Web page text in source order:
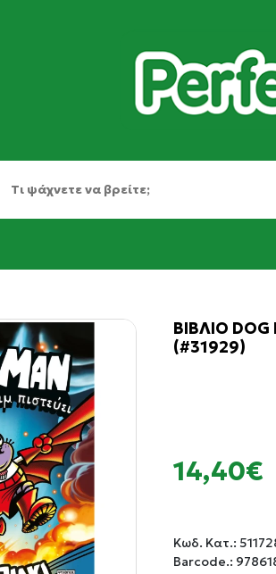
ΒΙΒΛΙΟ
(#31929)
14,40€
Κωδ. Κατ.:
Barcode.: